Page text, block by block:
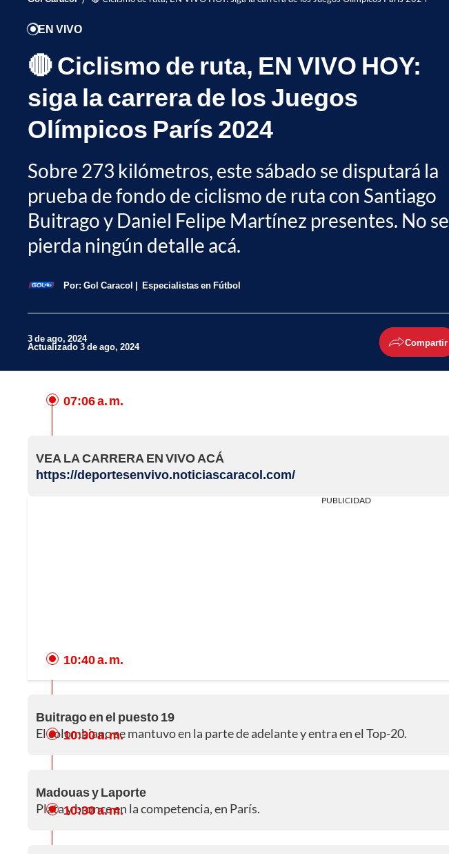
EN VIVO
🔴 Ciclismo de ruta, EN VIVO HOY:
siga la carrera de los Juegos
Olímpicos París 2024
Sobre 273 kilómetros, este sábado se disputará la
prueba de fondo de ciclismo de ruta con Santiago
Buitrago y Daniel Felipe Martínez presentes. No se
pierda ningún detalle acá.
Por: Gol Caracol Especialistas en Fútbol
3 de ago, 2024
Actualizado 3 de ago, 2024 Compartir
07:06 a. m.
VEA LA CARRERA EN VIVO ACÁ
https://deportesenvivo.noticiascaracol.com/
PUBLICIDAD
10:40 a. m.
Buitrago en el puesto 19
El colombiano se mantuvo en la parte de adelante y entra en el Top-20.
10:30 a. m.
Madouas y Laporte
Plata y bronce en la competencia, en París.
10:30 a. m.